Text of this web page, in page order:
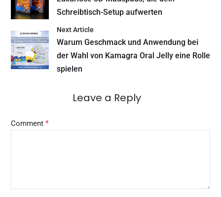
Schreibtisch-Setup aufwerten
Next Article
Warum Geschmack und Anwendung bei
der Wahl von Kamagra Oral Jelly eine Rolle
spielen
Leave a Reply
Comment *